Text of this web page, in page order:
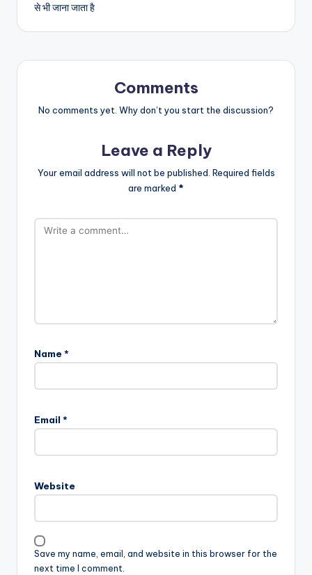
से भी जाना जाता है
Comments
No comments yet. Why don’t you start the discussion?
Leave a Reply
Your email address will not be published. Required fields
are marked *
Name *
Email *
Website
Save my name, email, and website in this browser for the
next time I comment.